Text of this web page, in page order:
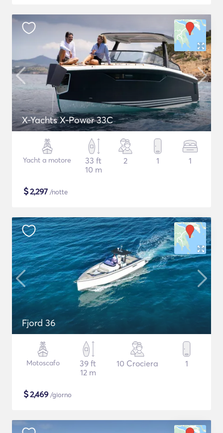
X-Yachts X-Power 33C
Yacht a motore
33 ft
10 m
2 1 1
$2,297 /notte
Fjord 36
Motoscafo
39 ft
12 m
10 Crociera 1
$2,469 /giorno